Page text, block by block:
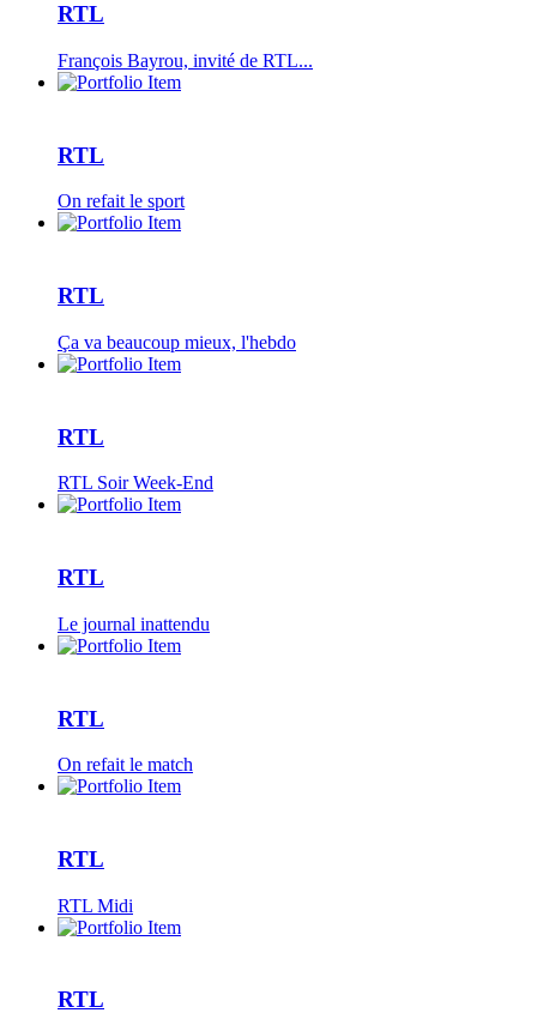
RTL
François Bayrou, invité de RTL...
RTL
On refait le sport
RTL
Ça va beaucoup mieux, l'hebdo
RTL
RTL Soir Week-End
RTL
Le journal inattendu
RTL
On refait le match
RTL
RTL Midi
RTL